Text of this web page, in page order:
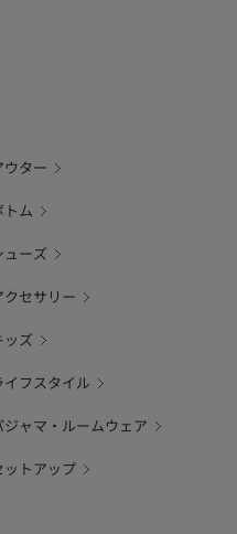
ウター
トム
ューズ
クセサリー
ッズ
イフスタイル
ジャマ・ルームウェア
ットアップ